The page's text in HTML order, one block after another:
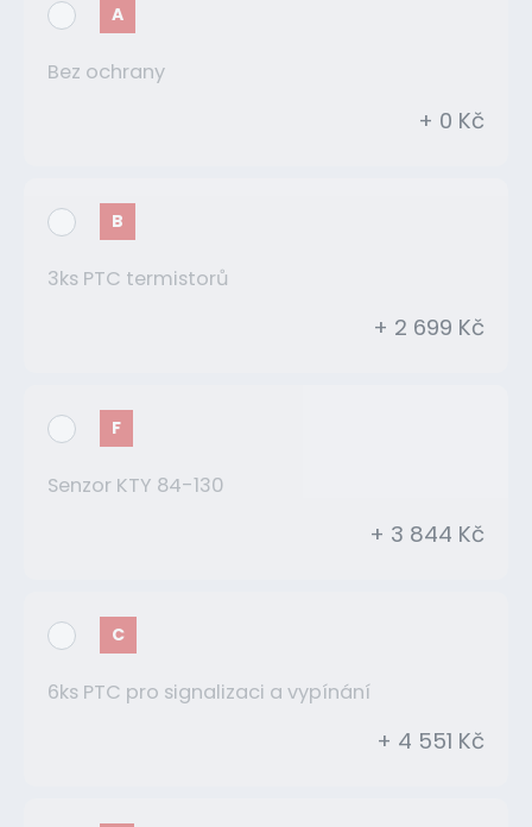
A
Bez ochrany
+ 0 Kč
B
3ks PTC termistorů
+ 2 699 Kč
F
Senzor KTY 84-130
+ 3 844 Kč
C
6ks PTC pro signalizaci a vypínání
+ 4 551 Kč